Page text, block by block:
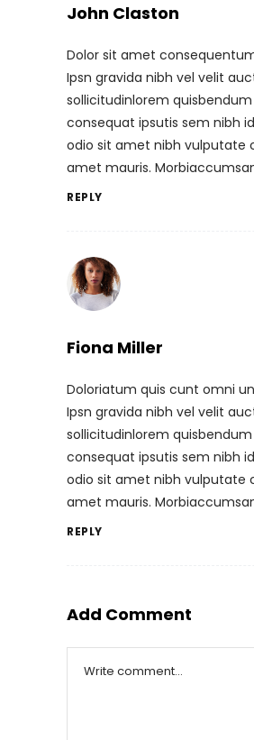
John Claston
Dolor sit amet
Ipsn gravida nibh vel velit
sollicitudinlorem
consequat ipsutis sem nibh
odio sit amet nibh vulputate
amet mauris.
REPLY
Fiona Miller
Doloriatum quis cunt omni
Ipsn gravida nibh vel velit
sollicitudinlorem
consequat ipsutis sem nibh
odio sit amet nibh vulputate
amet mauris.
REPLY
Add Comment